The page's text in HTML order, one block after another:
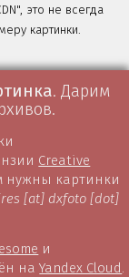
это не всегда
картинки.
. Дарим
Creative
нужны картинки
[at] dxfoto [dot]
и
наYandex Cloud